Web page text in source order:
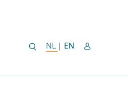
NL NEDERLANDSE
| EN ENGLISH